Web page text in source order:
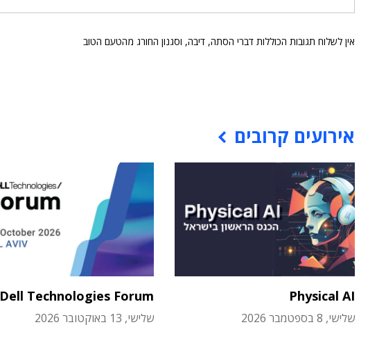
אין לשלוח תגובות הכוללות דברי הסתה, דיבה, וסגנון החורג מהטעם הטוב
אירועים קרובים
Physical AI
שלישי, 8 בספטמבר 2026
Dell Technologies Forum
שלישי, 13 באוקטובר 2026